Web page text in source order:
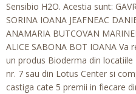
Sensibio H2O. Acestia sunt:
SORINA IOANA JEAFNEAC
ANAMARIA BUTCOVAN
ALICE SABONA BOT IOANA
un produs Bioderma din locatiile
nr. 7 sau din Lotus Center si
castiga cate 5 premii in fiecare